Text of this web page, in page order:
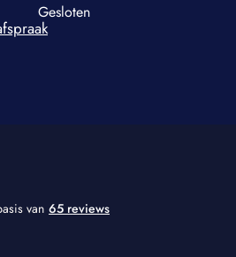
Gesloten
van 65 reviews